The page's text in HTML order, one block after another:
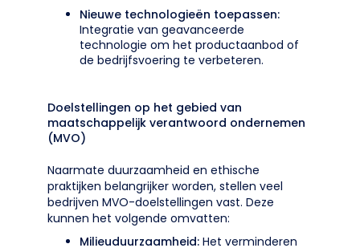
Nieuwe technologieën toepassen:
Integratie van geavanceerde
technologie om het productaanbod of
de bedrijfsvoering te verbeteren.
Doelstellingen op het gebied van
maatschappelijk verantwoord ondernemen
(MVO)
Naarmate duurzaamheid en ethische
praktijken belangrijker worden, stellen veel
bedrijven MVO-doelstellingen vast. Deze
kunnen het volgende omvatten:
Milieuduurzaamheid: Het verminderen